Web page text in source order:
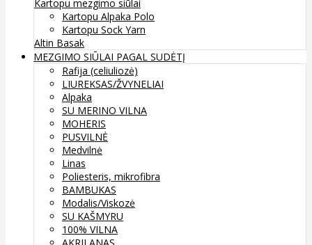
Kartopu mezgimo siūlai
Kartopu Alpaka Polo
Kartopu Sock Yarn
Altin Basak
MEZGIMO SIŪLAI PAGAL SUDĖTĮ
Rafija (celiuliozė)
LIUREKSAS/ŽVYNELIAI
Alpaka
SU MERINO VILNA
MOHERIS
PUSVILNĖ
Medvilnė
Linas
Poliesteris, mikrofibra
BAMBUKAS
Modalis/Viskozė
SU KAŠMYRU
100% VILNA
AKRILANAS